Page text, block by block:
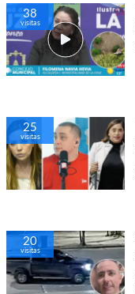
38
visitas
25
visitas
20
visitas